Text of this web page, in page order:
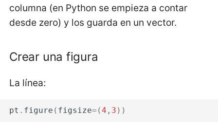
columna (en Python se empieza a contar
desde zero) y los guarda en un vector.
Crear una figura
La línea:
pt . figure ( figsize= (4 , 3 ))